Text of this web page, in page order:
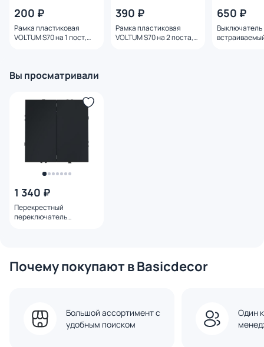
200 ₽
Рамка пластиковая
VOLTUM S70 на 1 пост,
390 ₽
Рамка пластиковая
VOLTUM S70 на 2 поста,
650 ₽
Выключатель
Вы просматривали
1 340 ₽
Перекрестный
переключатель
Почему покупают в Basicdecor
Большой ассортимент с
удобным поиском
Один